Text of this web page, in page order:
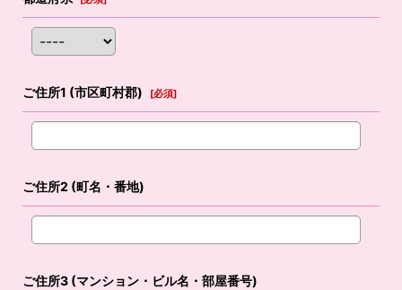
ご住所1 (市区町村郡) [必須]
ご住所2 (町名・番地)
ご住所3 (マンション・ビル名・部屋番号)